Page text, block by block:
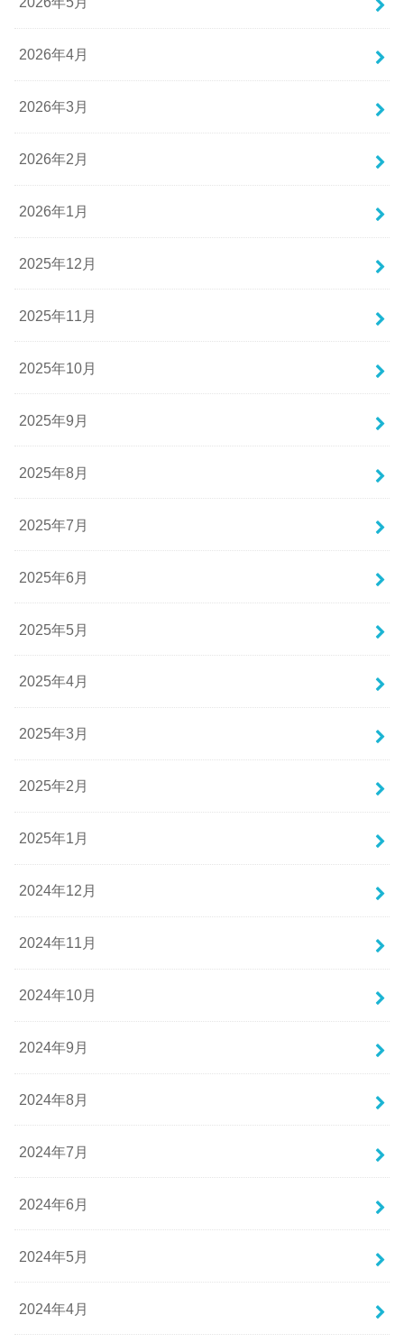
2026年4月
2026年3月
2026年2月
2026年1月
2025年12月
2025年11月
2025年10月
2025年9月
2025年8月
2025年7月
2025年6月
2025年5月
2025年4月
2025年3月
2025年2月
2025年1月
2024年12月
2024年11月
2024年10月
2024年9月
2024年8月
2024年7月
2024年6月
2024年5月
2024年4月